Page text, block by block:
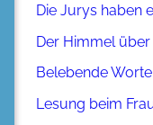
Die Jurys haben
Der Himmel über
Belebende Worte
Lesung beim